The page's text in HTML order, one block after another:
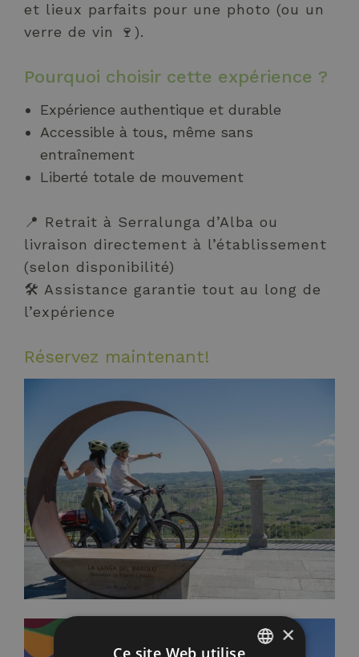
et lieux parfaits pour une photo (ou un
verre de vin 🍷).
Pourquoi choisir cette expérience ?
Expérience authentique et durable
Accessible à tous, même sans
entraînement
Liberté totale de mouvement
📍 Retrait à Serralunga d’Alba ou
livraison directement à l’établissement
(selon disponibilité)
🛠 Assistance garantie tout au long de
l’expérience
Réservez maintenant!
×
Ce site Web utilise